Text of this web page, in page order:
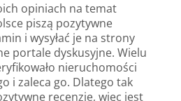
opiniach na temat
piszą pozytywne
i wysyłać je na strony
portale dyskusyjne. Wielu
nieruchomości
i zaleca go. Dlatego tak
recenzje, więc jest